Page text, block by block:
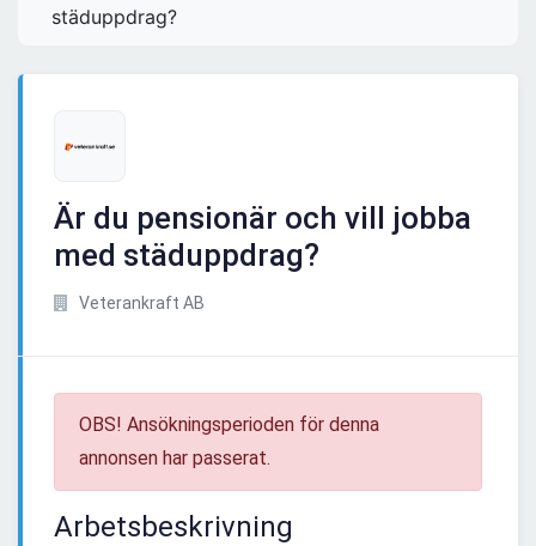
städuppdrag?
Är du pensionär och vill jobba
med städuppdrag?
Veterankraft AB
OBS! Ansökningsperioden för denna
annonsen har passerat.
Arbetsbeskrivning